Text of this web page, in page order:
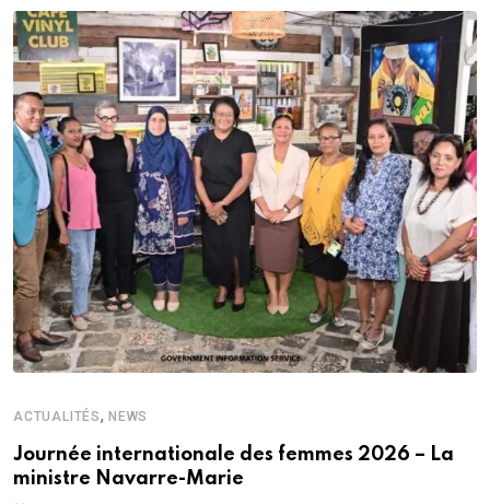
ACTUALITÉS, NEWS
Journée internationale des femmes 2026 – La
ministre Navarre-Marie